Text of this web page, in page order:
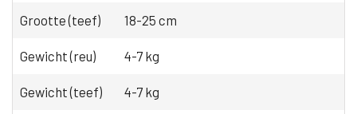
Grootte (teef) 18-25 cm
Gewicht (reu) 4-7 kg
Gewicht (teef) 4-7 kg